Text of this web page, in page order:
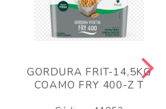
GORDURA FRIT-14,5KG
COAMO FRY 400-Z T